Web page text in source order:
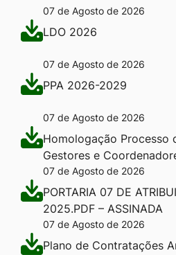
07 de Agosto de 2026
LDO 2026
07 de Agosto de 2026
PPA 2026-2029
07 de Agosto de 2026
Homologação Processo
Gestores e
07 de Agosto de 2026
PORTARIA 07 DE
2025.PDF – ASSINADA
07 de Agosto de 2026
Plano de Contratações